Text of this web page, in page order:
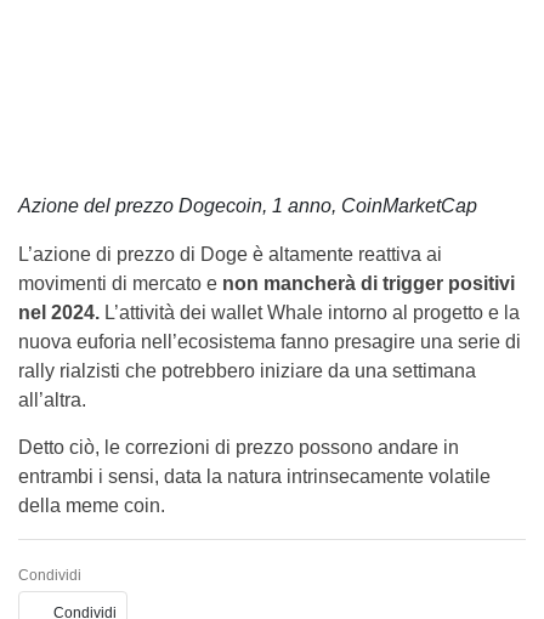
Azione del prezzo Dogecoin, 1 anno, CoinMarketCap
L’azione di prezzo di Doge è altamente reattiva ai
movimenti di mercato e non mancherà di trigger positivi
nel 2024. L’attività dei wallet Whale intorno al progetto e la
nuova euforia nell’ecosistema fanno presagire una serie di
rally rialzisti che potrebbero iniziare da una settimana
all’altra.
Detto ciò, le correzioni di prezzo possono andare in
entrambi i sensi, data la natura intrinsecamente volatile
della meme coin.
Condividi
Condividi